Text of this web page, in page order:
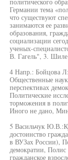
Германии тема
что существуют
занимаются ее
образования,
социализации
ученых-
В. Гагель", 3.
4 Напр.: Бойцова Л:
Общественные
перспективах
Политические
торможения в
Иного не дано,
5 Васильчук
достоинство
в ВУЗах России),
демократии,
гражданское